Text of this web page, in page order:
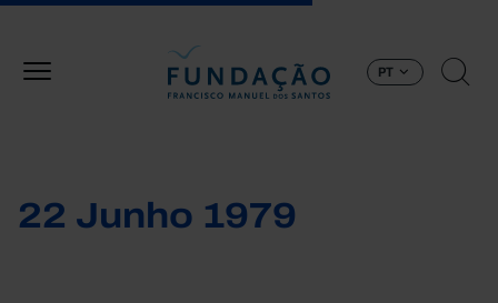
PT
22 Junho 1979